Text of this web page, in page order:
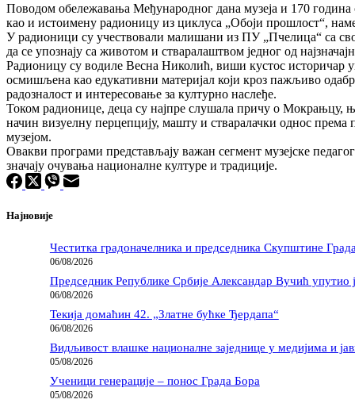
Поводом обележавања Међународног дана музеја и 170
као и истоимену радионицу из циклуса „Обоји прошлост“,
У радионици су учествовали малишани из ПУ „Пчелица“ са
да се упознају са животом и стваралаштвом једног од
Радионицу су водиле Весна Николић, виши кустос историчар
осмишљена као едукативни материјал који кроз пажљиво
радозналост и интересовање за културно наслеђе.
Током радионице, деца су најпре слушала причу о Мокрањцу,
начин визуелну перцепцију, машту и стваралачки однос
музејом.
Овакви програми представљају важан сегмент музејске
значају очувања националне културе и традиције.
Најновије
Честитка градоначелника и председника Скупштине
06/08/2026
Председник Републике Србије Александар Вучић упутио
06/08/2026
Текија домаћин 42. „Златне бућке Ђердапа“
06/08/2026
Видљивост влашке националне заједнице у медијима и
05/08/2026
Ученици генерације – понос Града Бора
05/08/2026